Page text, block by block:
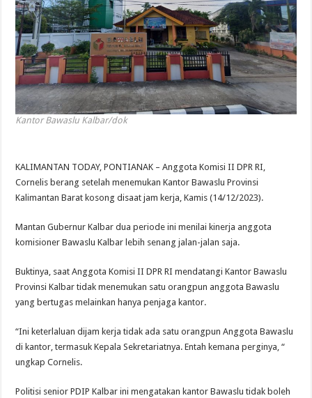
Kantor Bawaslu Kalbar/dok
KALIMANTAN TODAY, PONTIANAK – Anggota Komisi II DPR RI,
Cornelis berang setelah menemukan Kantor Bawaslu Provinsi
Kalimantan Barat kosong disaat jam kerja, Kamis (14/12/2023).
Mantan Gubernur Kalbar dua periode ini menilai kinerja anggota
komisioner Bawaslu Kalbar lebih senang jalan-jalan saja.
Buktinya, saat Anggota Komisi II DPR RI mendatangi Kantor Bawaslu
Provinsi Kalbar tidak menemukan satu orangpun anggota Bawaslu
yang bertugas melainkan hanya penjaga kantor.
“Ini keterlaluan dijam kerja tidak ada satu orangpun Anggota Bawaslu
di kantor, termasuk Kepala Sekretariatnya. Entah kemana perginya, “
ungkap Cornelis.
Politisi senior PDIP Kalbar ini mengatakan kantor Bawaslu tidak boleh